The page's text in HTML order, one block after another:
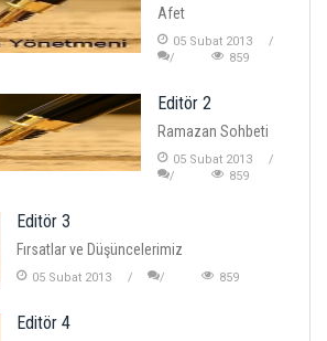
Afet
05 Subat 2013
859
Editör 2
Ramazan Sohbeti
05 Subat 2013
859
Editör 3
Fırsatlar ve Düşüncelerimiz
05 Subat 2013 859
Editör 4